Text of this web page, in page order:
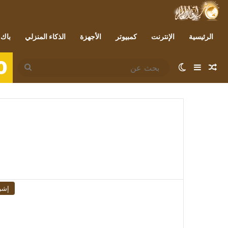
الرئيسية الإنترنت كمبيوتر الأجهزة الذكاء المنزلي
مقال عشوائي
إضافة عمود جانبي
الوضع المظلم
بحث
عن